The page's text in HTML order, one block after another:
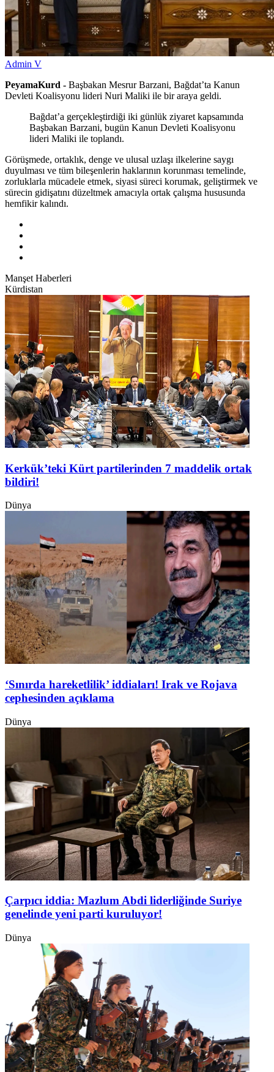
Admin V
PeyamaKurd - Başbakan Mesrur Barzani, Bağdat’ta Kanun
Devleti Koalisyonu lideri Nuri Maliki ile bir araya geldi.
Bağdat’a gerçekleştirdiği iki günlük ziyaret kapsamında
Başbakan Barzani, bugün Kanun Devleti Koalisyonu
lideri Maliki ile toplandı.
Görüşmede, ortaklık, denge ve ulusal uzlaşı ilkelerine saygı
duyulması ve tüm bileşenlerin haklarının korunması temelinde,
zorluklarla mücadele etmek, siyasi süreci korumak, geliştirmek ve
sürecin gidişatını düzeltmek amacıyla ortak çalışma hususunda
hemfikir kalındı.
Manşet Haberleri
Kürdistan
Kerkük’teki Kürt partilerinden 7 maddelik ortak
bildiri!
Dünya
‘Sınırda hareketlilik’ iddiaları! Irak ve Rojava
cephesinden açıklama
Dünya
Çarpıcı iddia: Mazlum Abdi liderliğinde Suriye
genelinde yeni parti kuruluyor!
Dünya